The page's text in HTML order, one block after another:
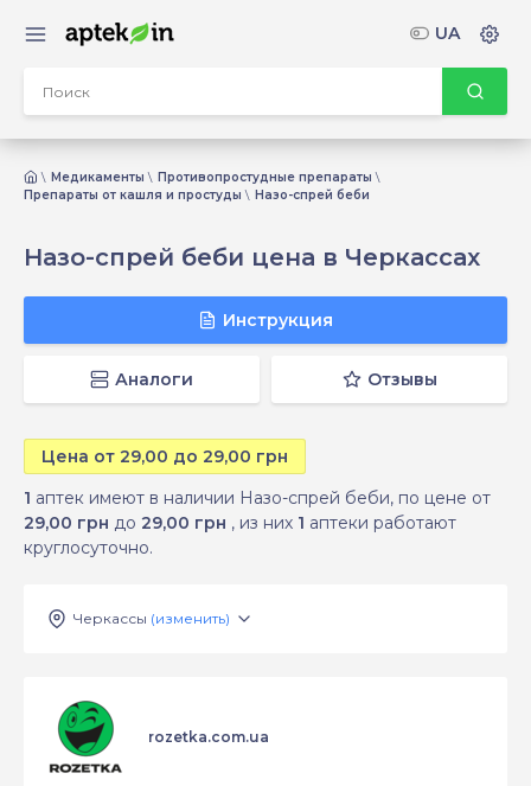
Медикаменты
Противопростудные препараты
Препараты от кашля и простуды
Назо-спрей беби
Назо-спрей беби цена в Черкассах
Инструкция
Аналоги Отзывы
Цена от 29,00 до 29,00 грн
1 аптек имеют в наличии Назо-спрей беби, по цене от
29,00 грн до 29,00 грн , из них 1 аптеки работают
круглосуточно.
Черкассы (изменить)
rozetka.com.ua
UA